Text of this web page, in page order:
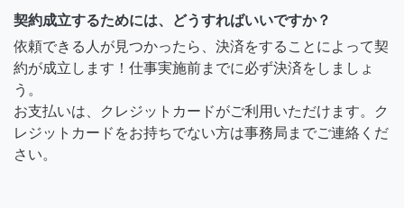
契約成立するためには、どうすればいいですか？
依頼できる人が見つかったら、決済をすることによって契
約が成立します！仕事実施前までに必ず決済をしましょ
う。
お支払いは、クレジットカードがご利用いただけます。ク
レジットカードをお持ちでない方は事務局までご連絡くだ
さい。